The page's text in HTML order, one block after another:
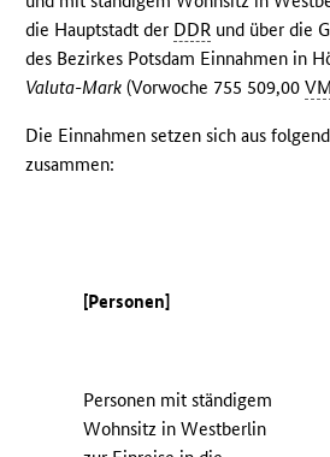
die Hauptstadt der DDR und über die
des Bezirkes Potsdam Einnahmen in
Valuta-Mark (Vorwoche 755 509,00
Die Einnahmen setzen sich aus
zusammen:
[Personen]
Personen mit ständigem
Wohnsitz in Westberlin